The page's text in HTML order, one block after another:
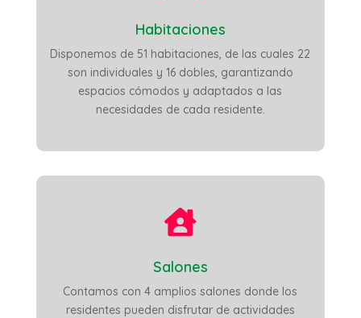
Habitaciones
Disponemos de 51 habitaciones, de las cuales 22
son individuales y 16 dobles, garantizando
espacios cómodos y adaptados a las
necesidades de cada residente.

Salones
Contamos con 4 amplios salones donde los
residentes pueden disfrutar de actividades